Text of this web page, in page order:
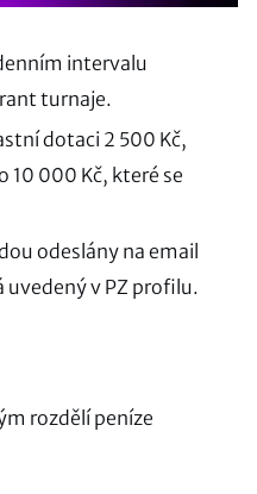
intervalu
turnaje.
dotaci 2 500 Kč,
10 000 Kč, které se
odeslány na email
v PZ profilu.
rozdělí peníze